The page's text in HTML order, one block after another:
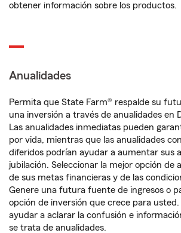
obtener información sobre los productos.
Anualidades
Permita que State Farm® respalde su
una inversión a través de anualidades en
Las anualidades inmediatas pueden
por vida, mientras que las anualidades
diferidos podrían ayudar a aumentar sus
jubilación. Seleccionar la mejor opción de
de sus metas financieras y de las
Genere una futura fuente de ingresos o
opción de inversión que crece para
ayudar a aclarar la confusión e
se trata de anualidades.